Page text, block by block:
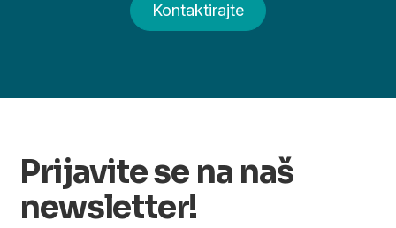
Kontaktirajte
Prijavite se na naš
newsletter!